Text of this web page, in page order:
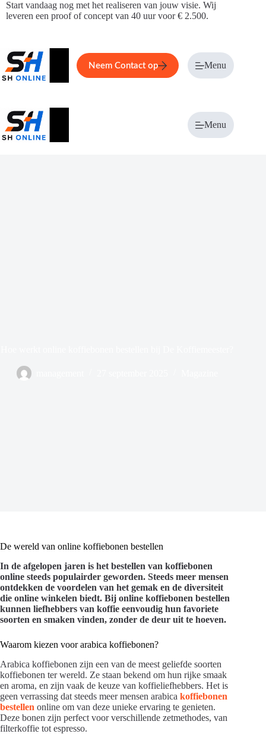
Ga
naar
Start vandaag nog met het realiseren van jouw visie. Wij
leveren een proof of concept van 40 uur voor € 2.500.
Home Service Over ons
Neem Contact op Menu
Menu
De wereld van online koffiebonen bestellen
In de afgelopen jaren is het bestellen van koffiebonen
online steeds populairder geworden. Steeds meer mensen
ontdekken de voordelen van het gemak en de diversiteit
die online winkelen biedt. Bij online koffiebonen bestellen
kunnen liefhebbers van koffie eenvoudig hun favoriete
soorten en smaken vinden, zonder de deur uit te hoeven.
Waarom kiezen voor arabica koffiebonen?
Arabica koffiebonen zijn een van de meest geliefde soorten
koffiebonen ter wereld. Ze staan bekend om hun rijke smaak
en aroma, en zijn vaak de keuze van koffieliefhebbers. Het is
geen verrassing dat steeds meer mensen arabica koffiebonen
bestellen online om van deze unieke ervaring te genieten.
Deze bonen zijn perfect voor verschillende zetmethodes, van
filterkoffie tot espresso.